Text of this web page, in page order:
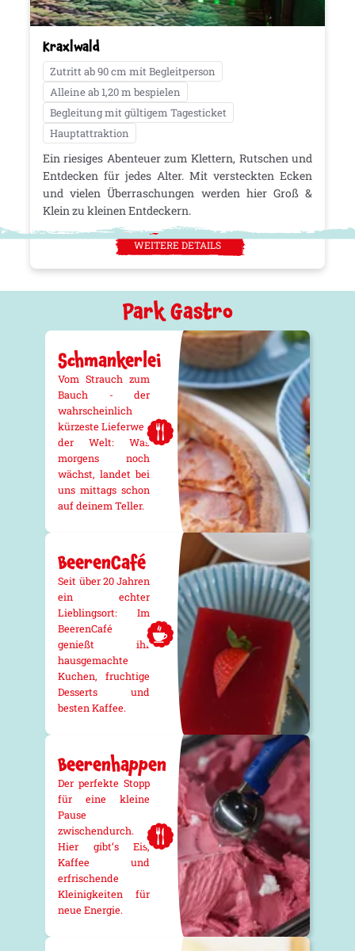
Kraxlwald
Zutritt ab 90 cm mit Begleitperson
Alleine ab 1,20 m bespielen
Begleitung mit gültigem Tagesticket
Hauptattraktion
Ein riesiges Abenteuer zum Klettern, Rutschen und
Entdecken für jedes Alter. Mit versteckten Ecken
und vielen Überraschungen werden hier Groß &
Klein zu kleinen Entdeckern.
WEITERE DETAILS
Park Gastro
Schmankerlei
Vom Strauch zum
Bauch - der
wahrscheinlich
kürzeste Lieferweg
der Welt: Was
morgens noch
wächst, landet bei
uns mittags schon
auf deinem Teller.
BeerenCafé
Seit über 20 Jahren
ein echter
Lieblingsort: Im
BeerenCafé
genießt ihr
hausgemachte
Kuchen, fruchtige
Desserts und
besten Kaffee.
Beerenhappen
Der perfekte Stopp
für eine kleine
Pause
zwischendurch.
Hier gibt’s Eis,
Kaffee und
erfrischende
Kleinigkeiten für
neue Energie.